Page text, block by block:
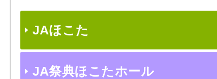
JAほこた
JA祭典ほこたホール